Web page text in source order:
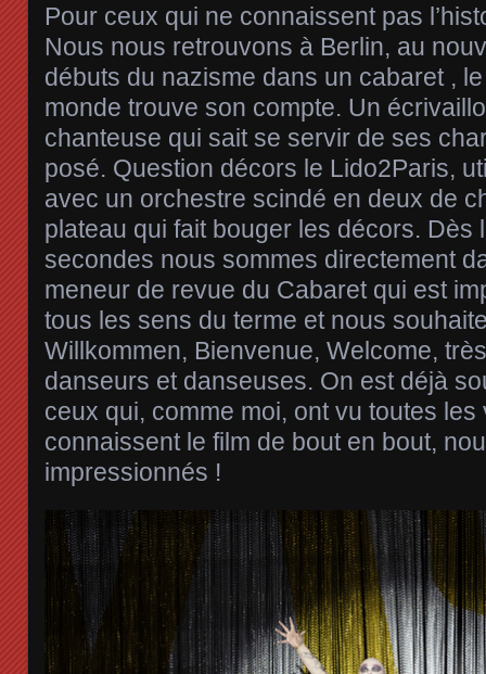
Pour ceux qui ne connaissent pas
Nous nous retrouvons à Berlin, au
débuts du nazisme dans un cabaret ,
monde trouve son compte. Un
chanteuse qui sait se servir de ses
posé. Question décors le Lido2Paris,
avec un orchestre scindé en deux de
plateau qui fait bouger les décors. Dès
secondes nous sommes directement
meneur de revue du Cabaret qui est
tous les sens du terme et nous
Willkommen, Bienvenue, Welcome,
danseurs et danseuses. On est déjà
ceux qui, comme moi, ont vu toutes
connaissent le film de bout en bout,
impressionnés !